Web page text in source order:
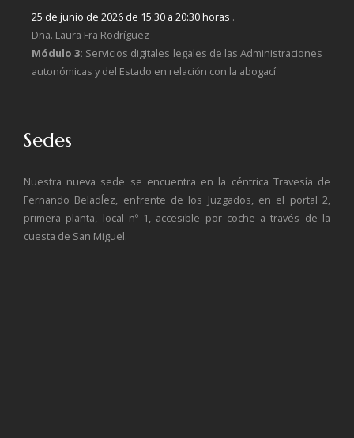
25 de junio de 2026 de 15:30 a 20:30 horas .
Dña. Laura Fra Rodríguez
Módulo 3: Servicios digitales legales de las Administraciones
autonómicas y del Estado en relación con la abogací
Sedes
Nuestra nueva sede se encuentra en la céntrica Travesía de
Fernando BeladÍez, enfrente de los Juzgados, en el portal 2,
primera planta, local nº 1, accesible por coche a través de la
cuesta de San Miguel.